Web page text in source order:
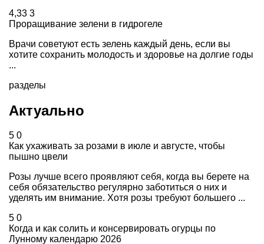
4,33 3
Проращивание зелени в гидрогеле
Врачи советуют есть зелень каждый день, если вы
хотите сохранить молодость и здоровье на долгие годы
...
разделы
Актуально
5 0
Как ухаживать за розами в июле и августе, чтобы
пышно цвели
Розы лучше всего проявляют себя, когда вы берете на
себя обязательство регулярно заботиться о них и
уделять им внимание. Хотя розы требуют большего ...
5 0
Когда и как солить и консервировать огурцы по
Лунному календарю 2026